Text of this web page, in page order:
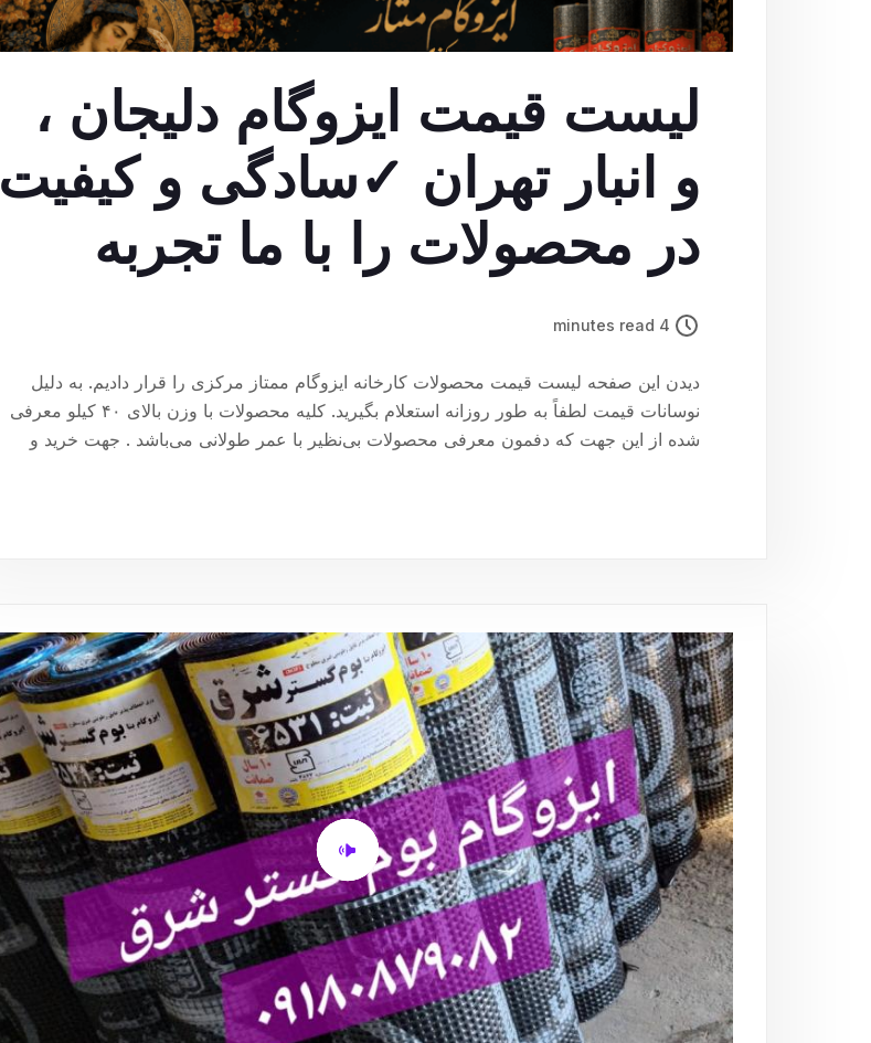
لیست قیمت ایزوگام دلیجان ،
و انبار تهران ✓سادگی و کیفیت
در محصولات را با ما تجربه
کنید
4 minutes read
دیدن این صفحه لیست قیمت محصولات کارخانه ایزوگام ممتاز مرکزی را قرار دادیم. به دلیل
نوسانات قیمت لطفاً به طور روزانه استعلام بگیرید. کلیه محصولات با وزن بالای ۴۰ کیلو معرفی
شده از این جهت که دفمون معرفی محصولات بی‌نظیر با عمر طولانی می‌باشد . جهت خرید و